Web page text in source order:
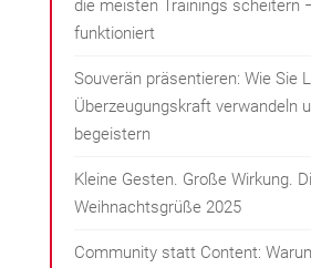
die meisten Trainings scheitern
funktioniert
Souverän präsentieren: Wie Sie
Überzeugungskraft verwandeln
begeistern
Kleine Gesten. Große Wirkung.
Weihnachtsgrüße 2025
Community statt Content: